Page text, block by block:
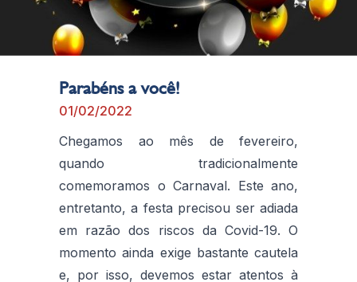
Parabéns a você!
01/02/2022
Chegamos ao mês de fevereiro,
quando tradicionalmente
comemoramos o Carnaval. Este ano,
entretanto, a festa precisou ser adiada
em razão dos riscos da Covid-19. O
momento ainda exige bastante cautela
e, por isso, devemos estar atentos à